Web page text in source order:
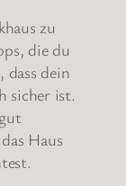
zu
die du
dass dein
sicher ist.
Haus